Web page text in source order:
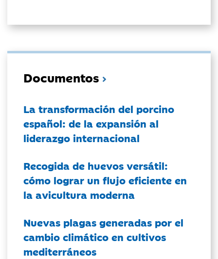
Documentos
La transformación del porcino
español: de la expansión al
liderazgo internacional
Recogida de huevos versátil:
cómo lograr un flujo eficiente en
la avicultura moderna
Nuevas plagas generadas por el
cambio climático en cultivos
mediterráneos